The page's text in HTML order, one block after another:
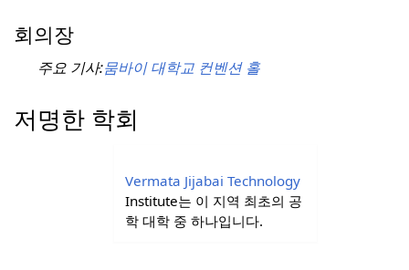
회의장
주요 기사:뭄바이 대학교 컨벤션 홀
저명한 학회
Vermata Jijabai Technology
Institute는 이 지역 최초의 공
학 대학 중 하나입니다.